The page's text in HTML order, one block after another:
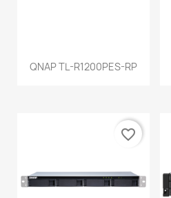
QNAP TL-R1200PES-RP
favorite_border